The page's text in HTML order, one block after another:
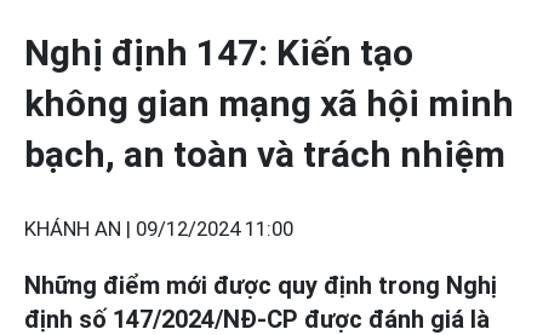
Nghị định 147: Kiến tạo
không gian mạng xã hội minh
bạch, an toàn và trách nhiệm
KHÁNH AN | 09/12/2024 11:00
Những điểm mới được quy định trong Nghị
định số 147/2024/NĐ-CP được đánh giá là